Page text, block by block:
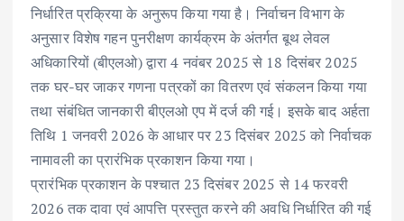
निर्धारित प्रक्रिया के अनुरूप किया गया है। निर्वाचन विभाग के
अनुसार विशेष गहन पुनरीक्षण कार्यक्रम के अंतर्गत बूथ लेवल
अधिकारियों (बीएलओ) द्वारा 4 नवंबर 2025 से 18 दिसंबर 2025
तक घर-घर जाकर गणना पत्रकों का वितरण एवं संकलन किया गया
तथा संबंधित जानकारी बीएलओ एप में दर्ज की गई। इसके बाद अर्हता
तिथि 1 जनवरी 2026 के आधार पर 23 दिसंबर 2025 को निर्वाचक
नामावली का प्रारंभिक प्रकाशन किया गया।
प्रारंभिक प्रकाशन के पश्चात 23 दिसंबर 2025 से 14 फरवरी
2026 तक दावा एवं आपत्ति प्रस्तुत करने की अवधि निर्धारित की गई